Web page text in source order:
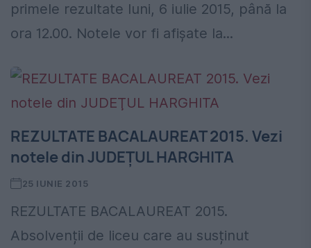
primele rezultate luni, 6 iulie 2015, până la
ora 12.00. Notele vor fi afișate la...
REZULTATE BACALAUREAT 2015. Vezi
notele din JUDEŢUL HARGHITA
25 IUNIE 2015
REZULTATE BACALAUREAT 2015.
Absolvenții de liceu care au susținut